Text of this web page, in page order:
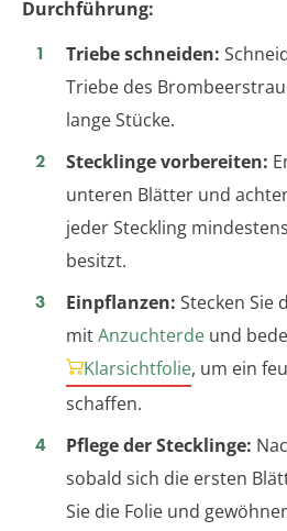
Durchführung:
Triebe schneiden:
Triebe des
lange Stücke.
Stecklinge vorbereiten:
unteren Blätter und
jeder Steckling
besitzt.
Einpflanzen: Stecken Sie
mitAnzuchterde und
Klarsichtfolie, um ein
schaffen.
Pflege der Stecklinge:
sobald sich die ersten
Sie die Folie und